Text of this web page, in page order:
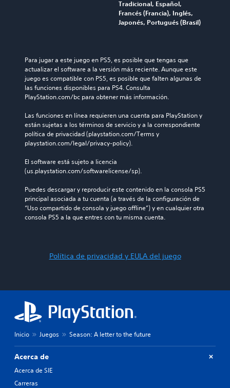
Tradicional, Español,
Francés (Francia), Inglés,
Japonés, Portugués (Brasil)
Para jugar a este juego en PS5, es posible que tengas que
actualizar el software a la versión más reciente. Aunque este
juego es compatible con PS5, es posible que falten algunas de
las funciones disponibles para PS4. Consulta
PlayStation.com/bc para obtener más información.
Las funciones en línea requieren una cuenta para PlayStation y
están sujetas a los términos de servicio y a la correspondiente
política de privacidad (playstation.com/Terms y
playstation.com/legal/privacy-policy).
El software está sujeto a licencia
(us.playstation.com/softwarelicense/sp).
Puedes descargar y reproducir este contenido en la consola PS5
principal asociada a tu cuenta (a través de la configuración de
“Uso compartido de consola y juego offline”) y en cualquier otra
consola PS5 a la que entres con tu misma cuenta.
Política de privacidad y EULA del juego
Inicio Juegos Season: A letter to the future
Acerca de
Acerca de SIE
Carreras